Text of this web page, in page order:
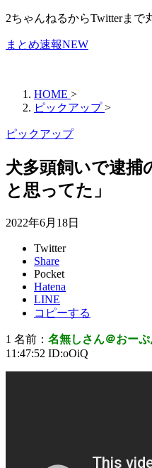
2ちゃんねるからTwitterまで
まとめ速報NEW
HOME >
ピックアップ >
ピックアップ
犬多頭飼いで逮捕
と思ってた」
2022年6月18日
Twitter
Share
Pocket
Hatena
LINE
コピーする
1 名前： 名無しさん＠おーぷ
11:47:52 ID:oOiQ